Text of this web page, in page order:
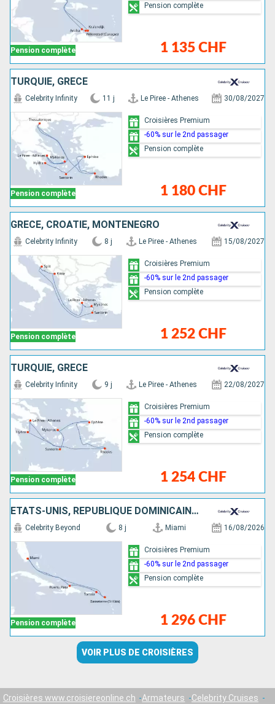
Pension complète 1 135 CHF
Pension complète
TURQUIE, GRÈCE
Pension complète
Celebrity Infinity 11 j Le Piree - Athenes 30/08/2027
1 180 CHF
Croisières Premium
-60% sur le 2nd passager
Pension complète
GRÈCE, CROATIE, MONTÉNÉGRO
Pension complète
Celebrity Infinity 8 j Le Piree - Athenes 15/08/2027
1 252 CHF
Croisières Premium
-60% sur le 2nd passager
Pension complète
TURQUIE, GRÈCE
Pension complète
Celebrity Infinity 9 j Le Piree - Athenes 22/08/2027
1 254 CHF
Croisières Premium
-60% sur le 2nd passager
Pension complète
ÉTATS-UNIS, RÉPUBLIQUE DOMINICAINE, TORTOLA
Pension complète
Celebrity Beyond 8 j Miami 16/08/2026
1 296 CHF
Croisières Premium
-60% sur le 2nd passager
Pension complète
VOIR PLUS DE CROISIÈRES
Croisières www.croisiereonline.ch Armateurs
Celebrity Cruises